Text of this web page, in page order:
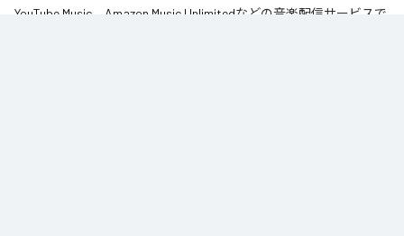
YouTube Music
Amazon Music Unlimitedなどの音楽配信サービスで